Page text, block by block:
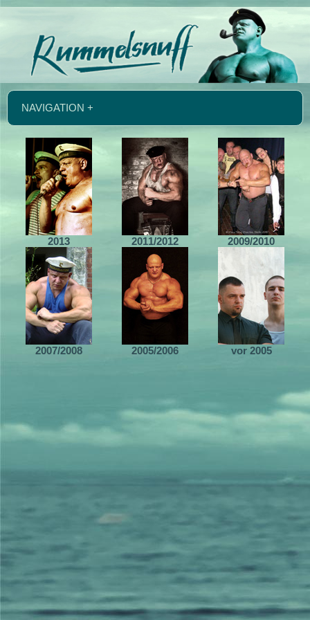
NAVIGATION +
2013 2011/2012 2009/2010
2007/2008 2005/2006 vor 2005